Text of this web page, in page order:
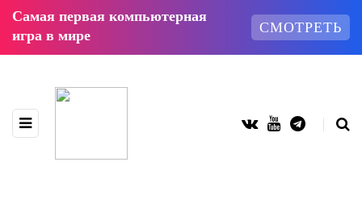
Самая первая компьютерная
игра в мире
СМОТРЕТЬ